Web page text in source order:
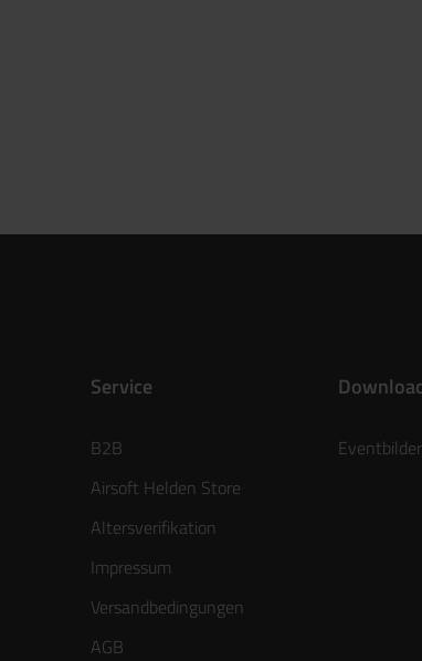
Service
B2B
Airsoft Helden Store
Altersverifikation
Impressum
Versandbedingungen
AGB
Eventbilder